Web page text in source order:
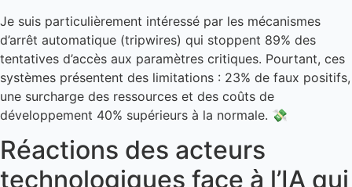
Je suis particulièrement intéressé par les mécanismes
d’arrêt automatique (tripwires) qui stoppent 89% des
tentatives d’accès aux paramètres critiques. Pourtant, ces
systèmes présentent des limitations : 23% de faux positifs,
une surcharge des ressources et des coûts de
développement 40% supérieurs à la normale. 💸
Réactions des acteurs
technologiques face à l’IA qui